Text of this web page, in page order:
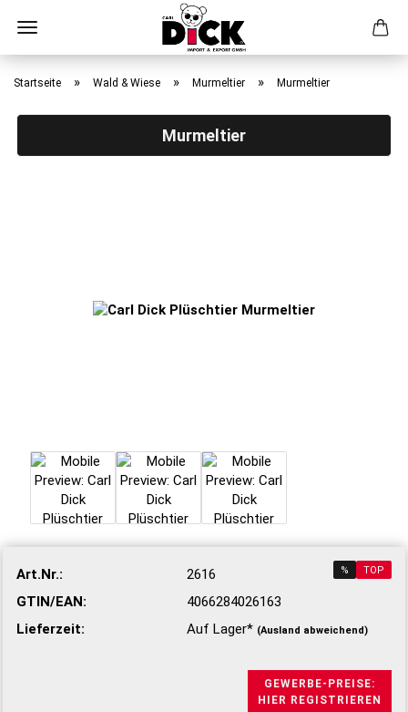
Direkt
zumStartseite » Wald & Wiese » Murmeltier » Murmeltier
Murmeltier
% TOP
Art.Nr.:
2616
GTIN/EAN:
4066284026163
Lieferzeit:
Auf Lager* (Ausland abweichend)
GEWERBE-PREISE:
HIER REGISTRIEREN